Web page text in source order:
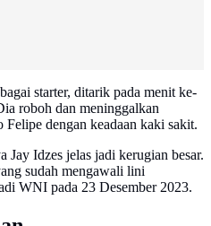
starter, ditarik pada menit ke-
roboh dan meninggalkan
dengan keadaan kaki sakit.
Jay Idzes jelas jadi kerugian besar.
sudah mengawali lini
WNI pada 23 Desember 2023.